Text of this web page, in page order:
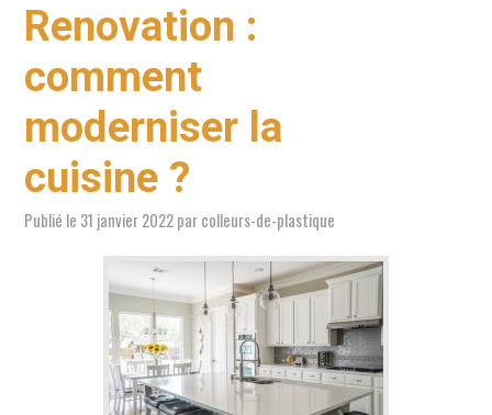
Renovation :
comment
moderniser la
cuisine ?
Publié le 31 janvier 2022parcolleurs-de-plastique